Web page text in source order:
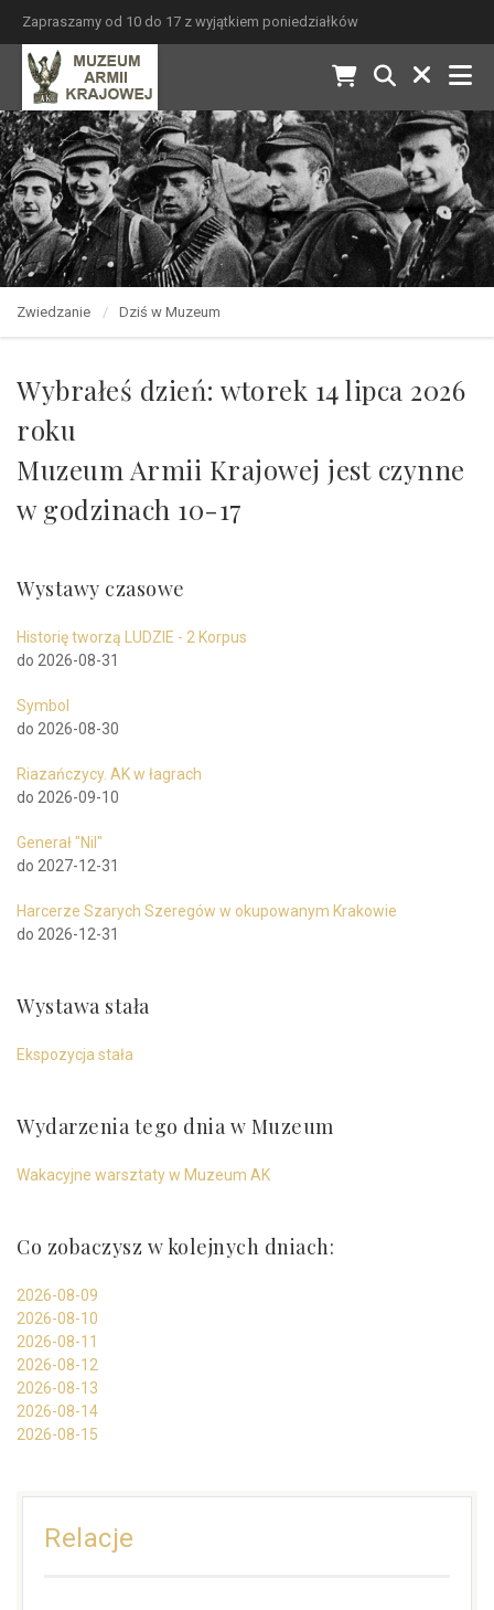
Zapraszamy od 10 do 17 z wyjątkiem poniedziałków
Zwiedzanie Dziś w Muzeum
Wybrałeś dzień: wtorek 14 lipca 2026
roku
Muzeum Armii Krajowej jest czynne
w godzinach 10-17
Wystawy czasowe
Historię tworzą LUDZIE - 2 Korpus
do 2026-08-31
Symbol
do 2026-08-30
Riazańczycy. AK w łagrach
do 2026-09-10
Generał "Nil"
do 2027-12-31
Harcerze Szarych Szeregów w okupowanym Krakowie
do 2026-12-31
Wystawa stała
Ekspozycja stała
Wydarzenia tego dnia w Muzeum
Wakacyjne warsztaty w Muzeum AK
Co zobaczysz w kolejnych dniach:
2026-08-09
2026-08-10
2026-08-11
2026-08-12
2026-08-13
2026-08-14
2026-08-15
Relacje